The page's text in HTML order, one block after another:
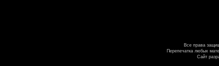
Все права
Перепечатка любых
Сайт